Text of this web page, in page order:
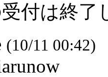
付は終了
(10/11 00:42)